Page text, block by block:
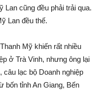
Lan cũng đều phải trải qua.
Lan đều thế.
Mỹ khiến rất nhiều
ở Trà Vinh, nhưng ông lại
lạc bộ Doanh nghiệp
bốn tỉnh An Giang, Bến